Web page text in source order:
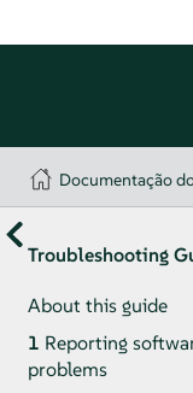
Documentação
Troubleshooting
About this guide
1 Reporting
problems